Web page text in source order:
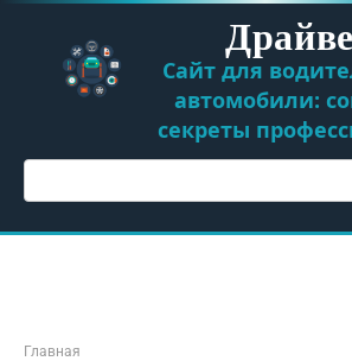
Перейти
контенту
Сайт для
автомобили:
секреты
Поиск:
Главная